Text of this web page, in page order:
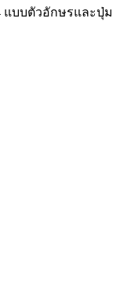
แบบตัวอักษรและปุ่ม